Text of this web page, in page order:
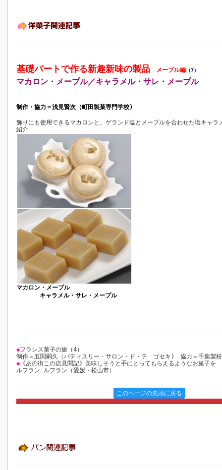
基礎パートで作る新趣新味の製品 メープル編 （7）
マカロン・メープル／キャラメル・サレ・メープル
制作・協力＝浅見賢次（町田製菓専門学校)
飾りにも使用できるマカロンと、ゲランド塩とメープルを合わせた塩キャラ
紹介
マカロン・メープル
キャラメル・サレ・メープル
◆フランス菓子の旅（4）
制作＝五関嗣久（パティスリー・サロン・ド・テ ゴセキ) 協力＝千葉製粉
◆ 《あの街この店見聞記》美味しそうと手にとってもらえるようなお菓子を
ルフラン ルフラン（愛媛・松山市）
このページの先頭に戻る